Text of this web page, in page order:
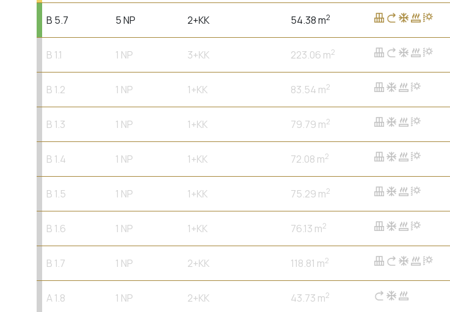
B 5.7 5 NP 2+KK 54.38 m2
B 1.1 1 NP 3+KK 223.06 m2
B 1.2 1 NP 1+KK 83.54 m2
B 1.3 1 NP 1+KK 79.79 m2
B 1.4 1 NP 1+KK 72.08 m2
B 1.5 1 NP 1+KK 75.29 m2
B 1.6 1 NP 1+KK 76.13 m2
B 1.7 1 NP 2+KK 118.81 m2
A 1.8 1 NP 2+KK 43.73 m2